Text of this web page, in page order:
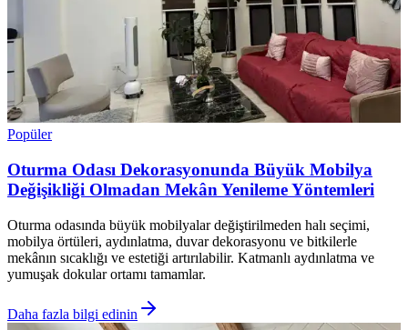
Popüler
Oturma Odası Dekorasyonunda Büyük Mobilya
Değişikliği Olmadan Mekân Yenileme Yöntemleri
Oturma odasında büyük mobilyalar değiştirilmeden halı seçimi,
mobilya örtüleri, aydınlatma, duvar dekorasyonu ve bitkilerle
mekânın sıcaklığı ve estetiği artırılabilir. Katmanlı aydınlatma ve
yumuşak dokular ortamı tamamlar.
Daha fazla bilgi edinin